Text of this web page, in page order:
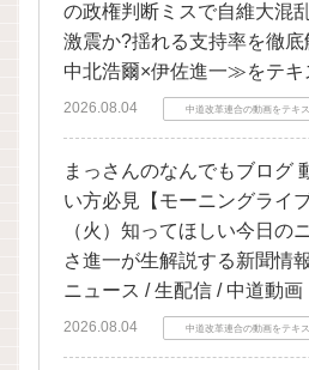
の政権判断ミスで自維大混
激震か?揺れる支持率を徹
中北浩爾×伊佐進一≫をテキ
2026.08.04 中道改革連合の動画をテキ
まっさんのなんでもブログ
い方必見【モーニングライ
（火）知ってほしい今日の
さ進一が生解説する新聞情
ニュース / 生配信 / 中道動
2026.08.04 中道改革連合の動画をテキ